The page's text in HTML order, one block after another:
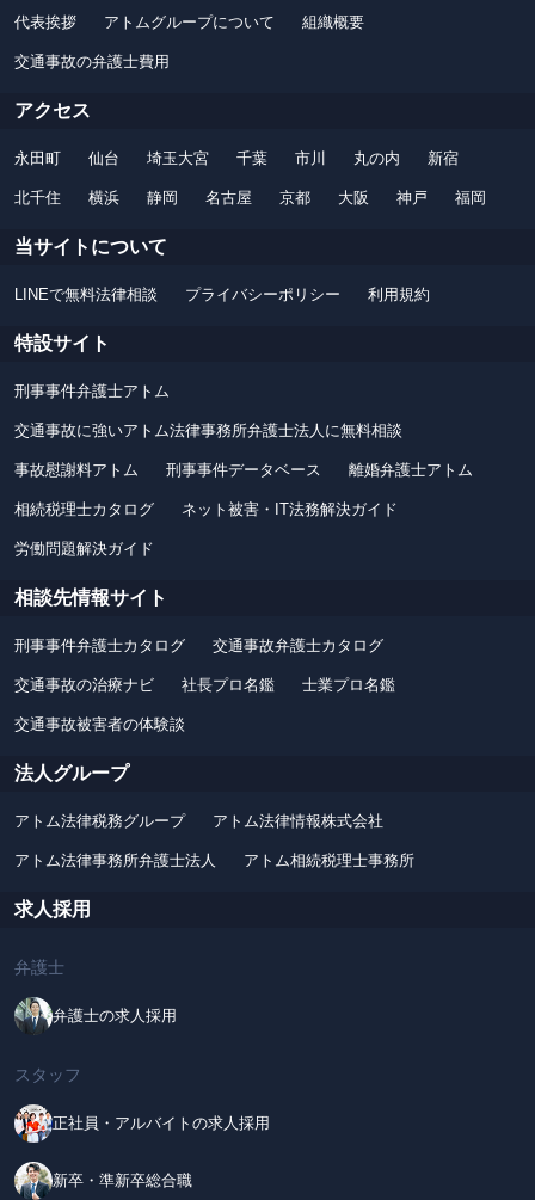
代表挨拶 アトムグループについて 組織概要
交通事故の弁護士費用
アクセス
永田町 仙台 埼玉大宮 千葉 市川 丸の内 新宿
北千住 横浜 静岡 名古屋 京都 大阪 神戸 福岡
当サイトについて
LINEで無料法律相談 プライバシーポリシー 利用規約
特設サイト
刑事事件弁護士アトム
交通事故に強いアトム法律事務所弁護士法人に無料相談
事故慰謝料アトム 刑事事件データベース 離婚弁護士アトム
相続税理士カタログ ネット被害・IT法務解決ガイド
労働問題解決ガイド
相談先情報サイト
刑事事件弁護士カタログ 交通事故弁護士カタログ
交通事故の治療ナビ 社長プロ名鑑 士業プロ名鑑
交通事故被害者の体験談
法人グループ
アトム法律税務グループ アトム法律情報株式会社
アトム法律事務所弁護士法人 アトム相続税理士事務所
求人採用
弁護士
弁護士の求人採用
スタッフ
正社員・アルバイトの求人採用
新卒・準新卒総合職